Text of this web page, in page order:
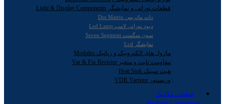
قطعات نورانی و نمایشگر Light & Display Components
دات ماتریس Dot Matrix
دیود نورانی لامپ Led Lamp
سون سگمنت Seven Segment
نمایشگر Lcd
ماژول های الکترونیک و رباتیک Modules
مقاومت ثابت و متغیر Var & Fix Resistor
هیت سینک Heat Sink
وریستور VDR Varistor
قطعات مکانیک